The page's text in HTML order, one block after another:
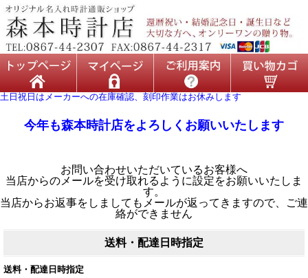
土日祝日はメーカーへの在庫確認、刻印作業はお休みします
今年も森本時計店をよろしくお願いいたします
お問い合わせいただいているお客様へ
当店からのメールを受け取れるように設定をお願いいたしま
す。
当店からお返事をしましてもメールが返ってきますので、ご連
絡ができません
送料・配達日時指定
送料・配達日時指定